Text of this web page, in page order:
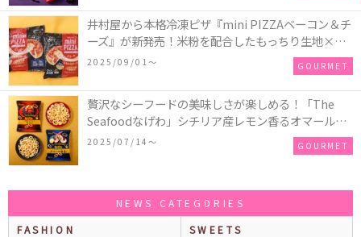
井村屋から本格冷凍ピザ『mini PIZZAベーコン＆チ
ーズ』が新発売！米粉を配合したもっちり生地×ご
ろごろ具材×とろけるチーズで満足感たっぷりのピ
2025/09/01〜 GOURMET
贅沢なシーフードの美味しさが楽しめる！「The
Seafoodなげわ」シチリア産レモン香るオマール海
老味、安曇野産わさび香るうに味が期間限定で新発
2025/07/14〜 GOURMET
NEWS CATEGORIES
FASHION
SWEETS